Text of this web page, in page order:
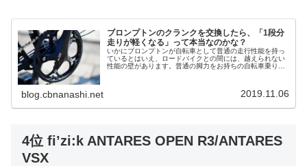
ブロンプトンのクランクを交換したら、「1段分
走りが軽くなる」って本当なのかな？
いかにブロンプトンが自転車として普通の走行性能を持っ
ているとはいえ、ロードバイクとの間には、越えられない
性能の壁があります。普通の脚力をお持ちの自転車乗りの
blog.cbnanashi.net 2019.11.06
4位 fi’zi:k ANTARES OPEN R3/ANTARES
VSX